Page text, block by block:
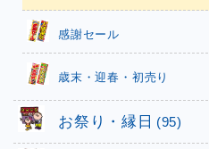
感謝セール
歳末・迎春・初売り
お祭り・縁日 (95)